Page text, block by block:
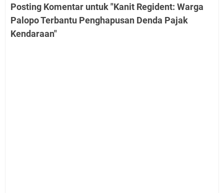
Posting Komentar untuk "Kanit Regident: Warga
Palopo Terbantu Penghapusan Denda Pajak
Kendaraan"